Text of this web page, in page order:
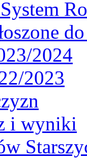
2024
2023
i wyniki